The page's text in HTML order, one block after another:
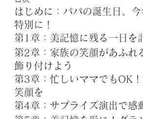
はじめに：パパの誕生日、今
特別に！
第1章：美記憶に残る一日を
第2章：家族の笑顔があふれ
飾り付けよう
第3章：忙しいママでもOK
笑顔を
第4章：サプライズ演出で感